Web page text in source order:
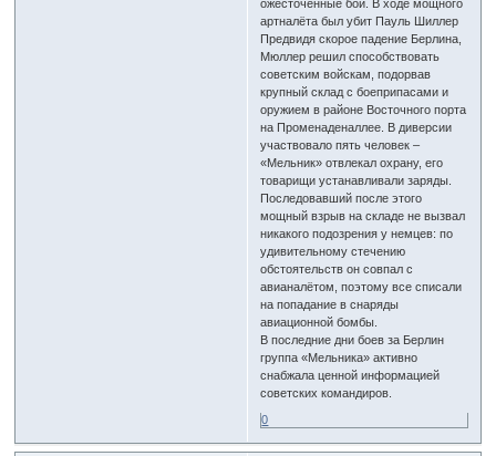
ожесточённые бои. В ходе мощного
артналёта был убит Пауль Шиллер
Предвидя скорое падение Берлина,
Мюллер решил способствовать
советским войскам, подорвав
крупный склад с боеприпасами и
оружием в районе Восточного порта
на Променаденаллее. В диверсии
участвовало пять человек –
«Мельник» отвлекал охрану, его
товарищи устанавливали заряды.
Последовавший после этого
мощный взрыв на складе не вызвал
никакого подозрения у немцев: по
удивительному стечению
обстоятельств он совпал с
авианалётом, поэтому все списали
на попадание в снаряды
авиационной бомбы.
В последние дни боев за Берлин
группа «Мельника» активно
снабжала ценной информацией
советских командиров.
0